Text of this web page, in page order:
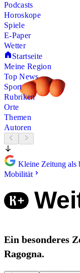
Podcasts
Horoskope
Spiele
E-Paper
Wetter
Startseite
Meine Region
Top News
Sport
Rubriken
Orte
Themen
Autoren
Kleine Zeitung als
Mobilität
Ein besonderes
Ragogna.